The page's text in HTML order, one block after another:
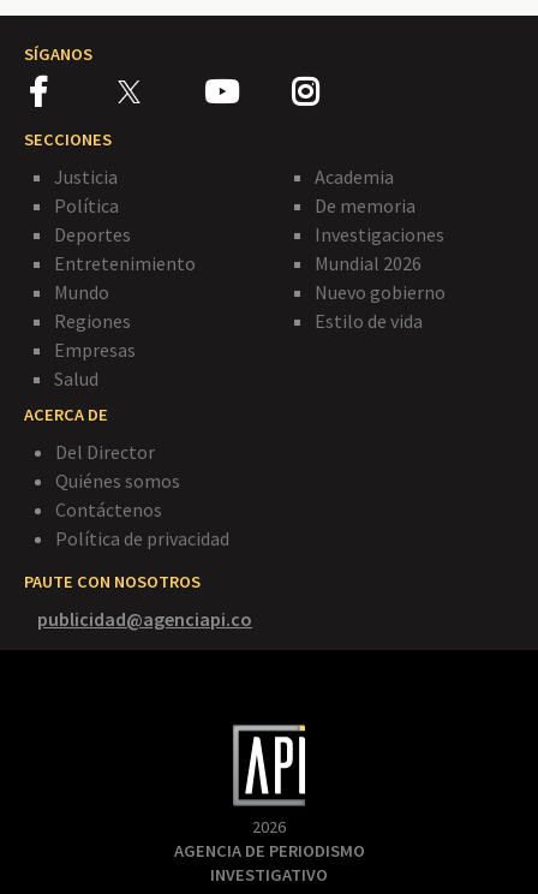
SÍGANOS
SECCIONES
Justicia
Política
Deportes
Entretenimiento
Mundo
Regiones
Empresas
Salud
Academia
De memoria
Investigaciones
Mundial 2026
Nuevo gobierno
Estilo de vida
ACERCA DE
Del Director
Quiénes somos
Contáctenos
Política de privacidad
PAUTE CON NOSOTROS
publicidad@agenciapi.co
2026
AGENCIA DE PERIODISMO
INVESTIGATIVO